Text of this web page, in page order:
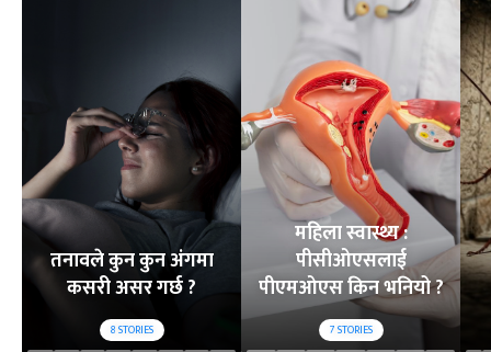
तनावले कुन कुन अंगमा
कसरी असर गर्छ ?
8STORIES
महिला स्वास्थ्य :
पीसीओएसलाई
पीएमओएस किन भनियो ?
7STORIES